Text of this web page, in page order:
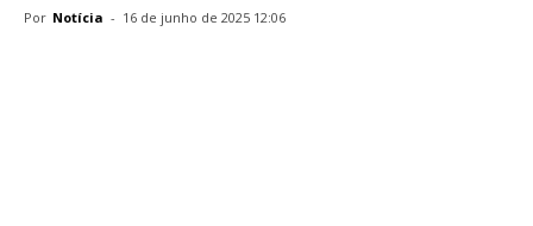
Por Notícia - 16 de junho de 2025 12:06